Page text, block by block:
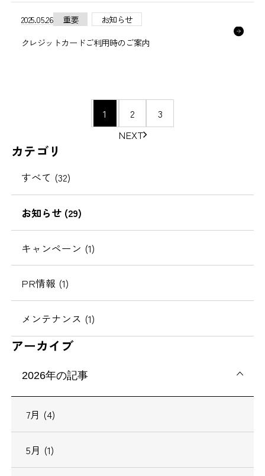
2025.05.26 重要
お知らせ
クレジットカードご利用時のご案内
の
1 2
3
NEXT
カテゴリ
すべて (32)
お知らせ (29)
キャンペーン (1)
PR情報 (1)
メンテナンス (1)
アーカイブ
2026年の記事
7月 (4)
5月 (1)